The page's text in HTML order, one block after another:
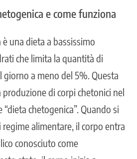
e come funziona
una dieta a bassissimo
che limita la quantità di
a meno del 5%. Questa
di corpi chetonici nel
chetogenica”. Quando si
alimentare, il corpo entra
conosciuto come